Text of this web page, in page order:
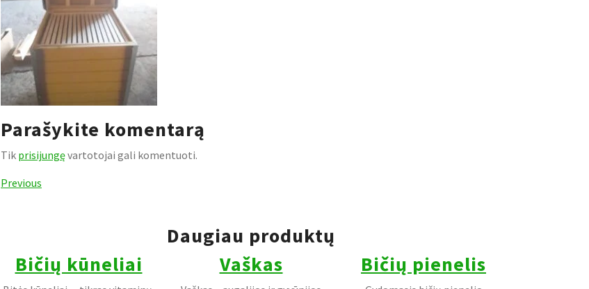
Parašykite komentarą
Tik prisijungęvartotojai gali komentuoti.
Navigacija
Previous
Previous
Daugiau produktų
Bičių kūneliai
Vaškas Bičių pienelis